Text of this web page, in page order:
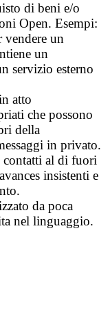
di beni e/o
Open. Esempi:
vendere un
un
servizio esterno
atto
che possono
della
in privato.
contatti al di fuori
insistenti e
da poca
nel linguaggio.